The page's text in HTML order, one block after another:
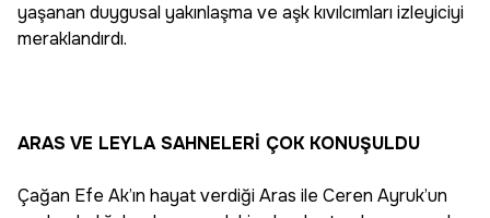
yaşanan duygusal yakınlaşma ve aşk kıvılcımları izleyiciyi
meraklandırdı.
ARAS VE LEYLA SAHNELERİ ÇOK KONUŞULDU
Çağan Efe Ak’ın hayat verdiği Aras ile Ceren Ayruk’un